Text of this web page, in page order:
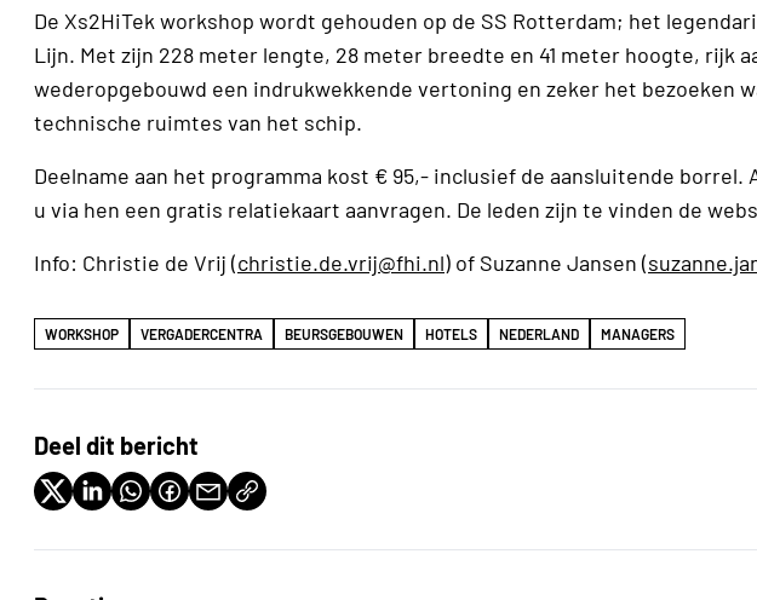
De Xs2HiTek workshop wordt gehouden op de SS Rotterdam; het
Lijn. Met zijn 228 meter lengte, 28 meter breedte en 41 meter hoogte, rijk
wederopgebouwd een indrukwekkende vertoning en zeker het bezoeken
technische ruimtes van het schip.
Deelname aan het programma kost € 95,- inclusief de aansluitende borrel.
u via hen een gratis relatiekaart aanvragen. De leden zijn te vinden de
Info: Christie de Vrij (christie.de.vrij@fhi.nl) of Suzanne Jansen (
WORKSHOP VERGADERCENTRA BEURSGEBOUWEN HOTELS NEDERLAND MANAGERS
Deel dit bericht